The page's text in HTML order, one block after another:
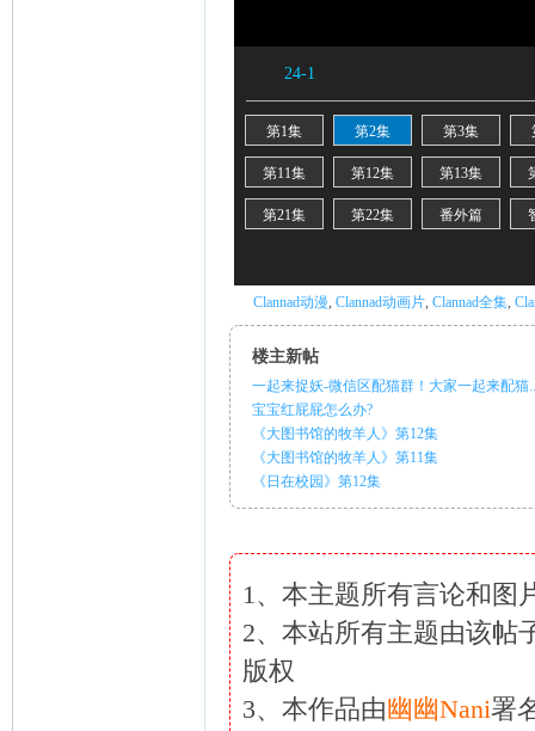
Clannad动漫, Clannad动画片, Clannad全集,
楼主新帖
一起来捉妖-微信区配猫群！大家一起来配猫
宝宝红屁屁怎么办?
《大图书馆的牧羊人》第12集
《大图书馆的牧羊人》第11集
《日在校园》第12集
1、本主题所有言论和图
2、本站所有主题由该帖
版权
3、本作品由幽幽Nani署